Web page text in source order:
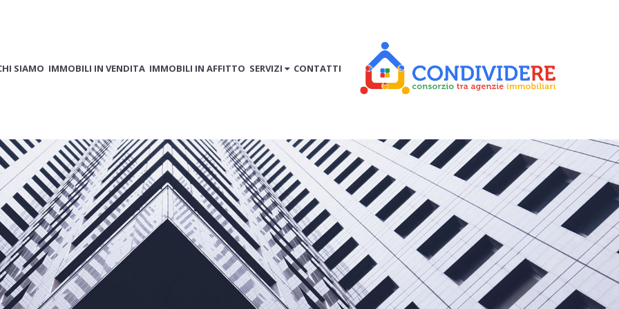
SIAMO IMMOBILI IN VENDITA IMMOBILI IN AFFITTO SERVIZI CONTATTI